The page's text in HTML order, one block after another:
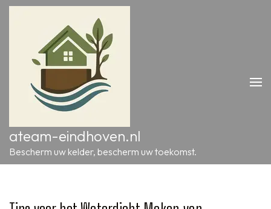
Ga
ateam-eindhoven.nl
Bescherm uw kelder, bescherm uw toekomst.